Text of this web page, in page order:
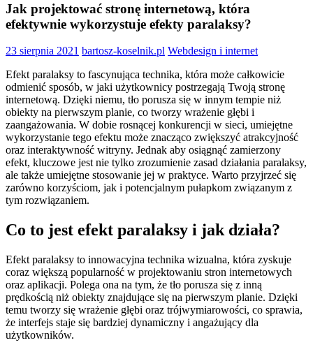
Jak projektować stronę internetową, która
efektywnie wykorzystuje efekty paralaksy?
23 sierpnia 2021 bartosz-koselnik.pl Webdesign i internet
Efekt paralaksy to fascynująca technika, która może całkowicie
odmienić sposób, w jaki użytkownicy postrzegają Twoją stronę
internetową. Dzięki niemu, tło porusza się w innym tempie niż
obiekty na pierwszym planie, co tworzy wrażenie głębi i
zaangażowania. W dobie rosnącej konkurencji w sieci, umiejętne
wykorzystanie tego efektu może znacząco zwiększyć atrakcyjność
oraz interaktywność witryny. Jednak aby osiągnąć zamierzony
efekt, kluczowe jest nie tylko zrozumienie zasad działania paralaksy,
ale także umiejętne stosowanie jej w praktyce. Warto przyjrzeć się
zarówno korzyściom, jak i potencjalnym pułapkom związanym z
tym rozwiązaniem.
Co to jest efekt paralaksy i jak działa?
Efekt paralaksy to innowacyjna technika wizualna, która zyskuje
coraz większą popularność w projektowaniu stron internetowych
oraz aplikacji. Polega ona na tym, że tło porusza się z inną
prędkością niż obiekty znajdujące się na pierwszym planie. Dzięki
temu tworzy się wrażenie głębi oraz trójwymiarowości, co sprawia,
że interfejs staje się bardziej dynamiczny i angażujący dla
użytkowników.